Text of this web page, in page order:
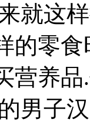
就这
的零
营养
男子